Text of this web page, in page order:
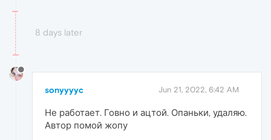
8 days later
sonyyyyc Jun 21, 2022, 6:42 AM
Не работает. Говно и ацтой. Опаньки, удаляю.
Автор помой жопу